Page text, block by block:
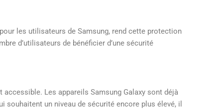
les utilisateurs de Samsung, rend cette protection
d’utilisateurs de bénéficier d’une sécurité
Les appareils Samsung Galaxy sont déjà
un niveau de sécurité encore plus élevé, il